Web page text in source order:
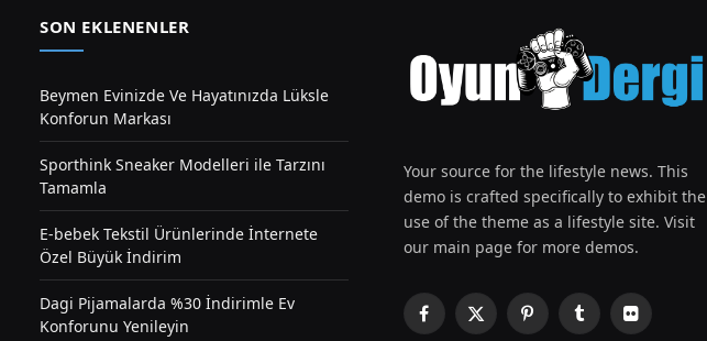
SON EKLENENLER
Beymen Evinizde Ve Hayatınızda Lüksle
Konforun Markası
Sporthink Sneaker Modelleri ile Tarzını
Tamamla
E-bebek Tekstil Ürünlerinde İnternete
Özel Büyük İndirim
Dagi Pijamalarda %30 İndirimle Ev
Konforunu Yenileyin
Your source for the lifestyle news. This
demo is crafted specifically to exhibit the
use of the theme as a lifestyle site. Visit
our main page for more demos.
Facebook
X
PinterestTumblrFlickr